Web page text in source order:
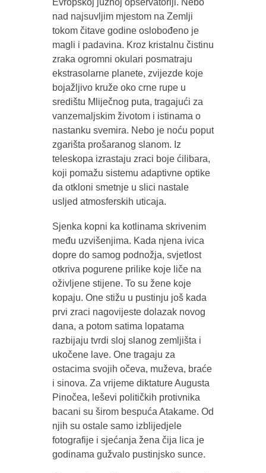
nad najsuvljim mjestom na Zemlji
tokom čitave godine oslobođeno je
magli i padavina. Kroz kristalnu čistinu
zraka ogromni okulari posmatraju
ekstrasolarne planete, zvijezde koje
bojažljivo kruže oko crne rupe u
središtu Mliječnog puta, tragajući za
vanzemaljskim životom i istinama o
nastanku svemira. Nebo je noću poput
zgarišta prošaranog slanom. Iz
teleskopa izrastaju zraci boje ćilibara,
koji pomažu sistemu adaptivne optike
da otkloni smetnje u slici nastale
usljed atmosferskih uticaja.
Sjenka kopni ka kotlinama skrivenim
među uzvišenjima. Kada njena ivica
dopre do samog podnožja, svjetlost
otkriva pogurene prilike koje liče na
oživljene stijene. To su žene koje
kopaju. One stižu u pustinju još kada
prvi zraci nagovijeste dolazak novog
dana, a potom satima lopatama
razbijaju tvrdi sloj slanog zemljišta i
ukočene lave. One tragaju za
ostacima svojih očeva, muževa, braće
i sinova. Za vrijeme diktature Augusta
Pinočea, leševi političkih protivnika
bacani su širom bespuća Atakame. Od
njih su ostale samo izblijedjele
fotografije i sjećanja žena čija lica je
godinama gužvalo pustinjsko sunce.